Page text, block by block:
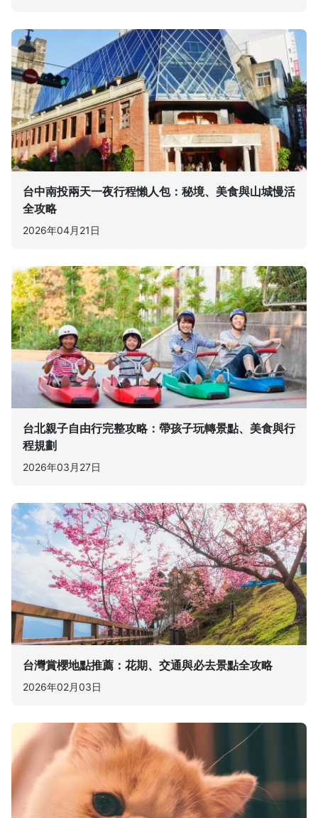
台中南投兩天一夜行程懶人包：秘境、美食與山城慢活
全攻略
2026年04月21日
台北親子自由行完整攻略：帶孩子玩轉景點、美食與行
程規劃
2026年03月27日
台灣賞櫻地點推薦：花期、交通與必去景點全攻略
2026年02月03日